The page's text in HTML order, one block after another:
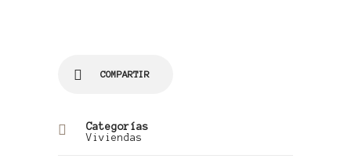
COMPARTIR
Categorías
Viviendas